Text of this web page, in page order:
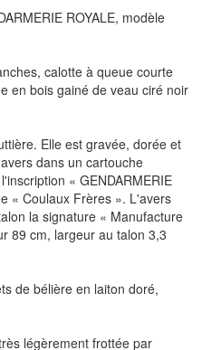
ROYALE, modèle
calotte à queue courte
en bois gainé de veau ciré noir
Elle est gravée, dorée et
dans un cartouche
« GENDARMERIE
« Coulaux Frères ». L'avers
la signature « Manufacture
89 cm, largeur au talon 3,3
de bélière en laiton doré,
légèrement frottée par